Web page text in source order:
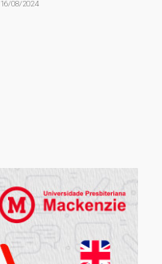
16/08/2024